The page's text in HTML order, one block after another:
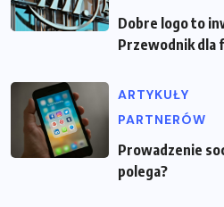
Dobre logo to
Przewodnik dla
ARTYKUŁY
PARTNERÓW
Prowadzenie
polega?